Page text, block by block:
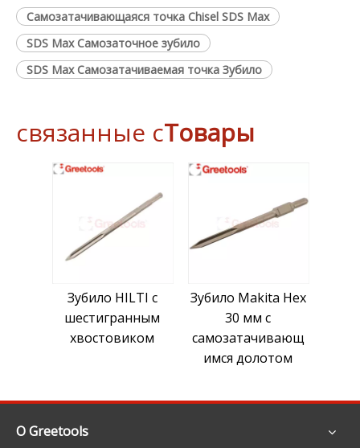
Самозатачивающаяся точка Chisel SDS Max
SDS Max Самозаточное зубило
SDS Max Самозатачиваемая точка Зубило
связанные сТовары
Зубило HILTI с
шестигранным
хвостовиком
Зубило Makita Hex
30 мм с
самозатачивающ
имся долотом
О Greetools